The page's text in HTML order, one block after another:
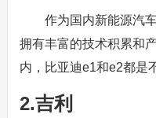
作为国内新能源汽
拥有丰富的技术积累和
内，比亚迪e1和e2都是
2.吉利